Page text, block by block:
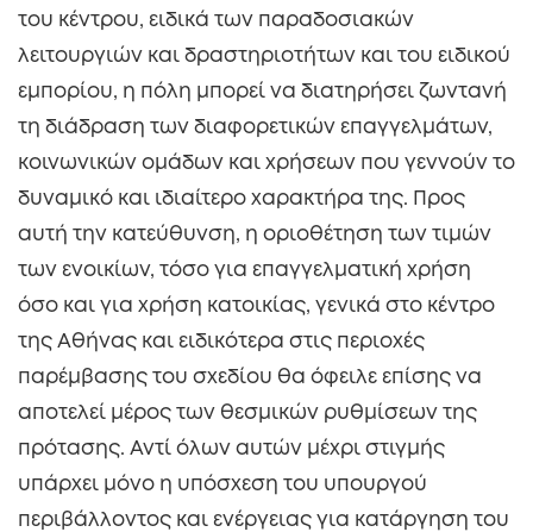
του κέντρου, ειδικά των παραδοσιακών
λειτουργιών και δραστηριοτήτων και του ειδικού
εμπορίου, η πόλη μπορεί να διατηρήσει ζωντανή
τη διάδραση των διαφορετικών επαγγελμάτων,
κοινωνικών ομάδων και χρήσεων που γεννούν το
δυναμικό και ιδιαίτερο χαρακτήρα της. Προς
αυτή την κατεύθυνση, η οριοθέτηση των τιμών
των ενοικίων, τόσο για επαγγελματική χρήση
όσο και για χρήση κατοικίας, γενικά στο κέντρο
της Αθήνας και ειδικότερα στις περιοχές
παρέμβασης του σχεδίου θα όφειλε επίσης να
αποτελεί μέρος των θεσμικών ρυθμίσεων της
πρότασης. Αντί όλων αυτών μέχρι στιγμής
υπάρχει μόνο η υπόσχεση του υπουργού
περιβάλλοντος και ενέργειας για κατάργηση του